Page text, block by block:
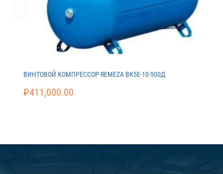
ВИНТОВОЙ КОМПРЕССОР REMEZA ВК5E-10-500Д
₽411,000.00